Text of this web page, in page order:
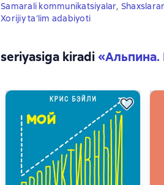
Samarali kommunikatsiyalar,
Xorijiy ta’lim adabiyoti
seriyasiga kiradi«Альпина.